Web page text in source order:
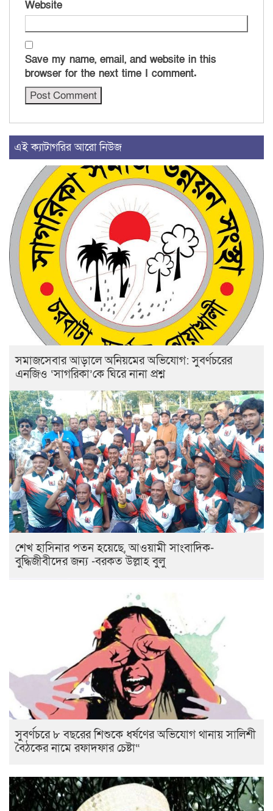
Website
Save my name, email, and website in this
browser for the next time I comment.
এই ক্যাটাগরির আরো নিউজ
সমাজসেবার আড়ালে অনিয়মের অভিযোগ: সুবর্ণচরের
এনজিও ‘সাগরিকা’কে ঘিরে নানা প্রশ্ন
শেখ হাসিনার পতন হয়েছে, আওয়ামী সাংবাদিক-
বুদ্ধিজীবীদের জন্য -বরকত উল্লাহ বুলু
সুবর্ণচরে ৮ বছরের শিশুকে ধর্ষণের অভিযোগ থানায় সালিশী
বৈঠকের নামে রফাদফার চেষ্টা“